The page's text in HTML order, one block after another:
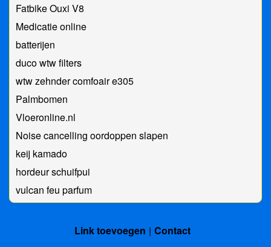
Fatbike Ouxi V8
Medicatie online
batterijen
duco wtw filters
wtw zehnder comfoair e305
Palmbomen
Vloeronline.nl
Noise cancelling oordoppen slapen
keij kamado
hordeur schuifpui
vulcan feu parfum
Link toevoegen Contact